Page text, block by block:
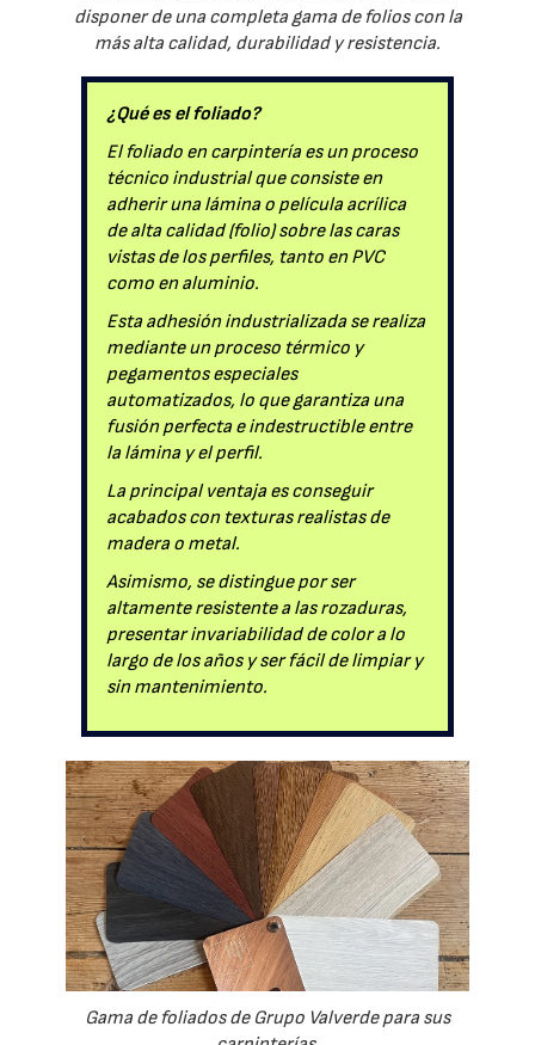
disponer de una completa gama de folios con la
más alta calidad, durabilidad y resistencia.
¿Qué es el foliado?
El foliado en carpintería es un proceso
técnico industrial que consiste en
adherir una lámina o película acrílica
de alta calidad (folio) sobre las caras
vistas de los perfiles, tanto en PVC
como en aluminio.
Esta adhesión industrializada se realiza
mediante un proceso térmico y
pegamentos especiales
automatizados, lo que garantiza una
fusión perfecta e indestructible entre
la lámina y el perfil.
La principal ventaja es conseguir
acabados con texturas realistas de
madera o metal.
Asimismo, se distingue por ser
altamente resistente a las rozaduras,
presentar invariabilidad de color a lo
largo de los años y ser fácil de limpiar y
sin mantenimiento.
Gama de foliados de Grupo Valverde para sus